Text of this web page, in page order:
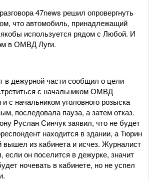
47news решил опровергнуть
что автомобиль, принадлежащий
используется рядом с Любой. И
в ОМВД Луги.
в дежурной части сообщил о цели
с начальником ОМВД
с начальником уголовного розыска
последовала пауза, а затем отказ.
Руслан Синчук заявил, что не будет
находится в здании, а Тюрин
вышел из кабинета и исчез. Журналист
если он поселится в дежурке, значит
ночевать в кабинете, но не успел